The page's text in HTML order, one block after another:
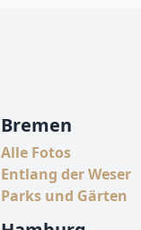
Bremen
Alle Fotos
Entlang der Weser
Parks und Gärten